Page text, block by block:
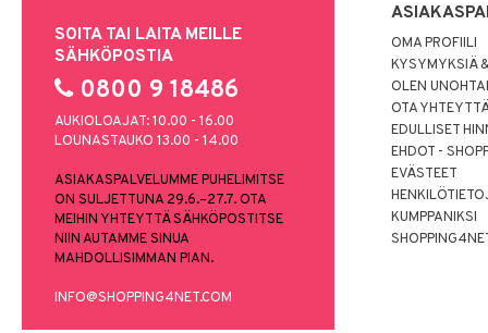
SOITA TAI LAITA MEILLE
SÄHKÖPOSTIA
0800 9 18486
AUKIOLOAJAT: 10.00 - 16.00
LOUNASTAUKO 13.00 - 14.00
ASIAKASPALVELUMME PUHELIMITSE
ON SULJETTUNA 29.6.–27.7. OTA
MEIHIN YHTEYTTÄ SÄHKÖPOSTITSE
NIIN AUTAMME SINUA
MAHDOLLISIMMAN PIAN.
INFO@SHOPPING4NET.COM
OMA PROFIILI
KYSYMYKSIÄ
OLEN
OTA
EDULLISET
EHDOT -
EVÄSTEET
KUMPPANIKSI